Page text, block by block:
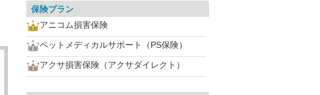
保険プラン
アニコム損害保険
ペットメディカルサポート（PS保険）
アクサ損害保険（アクサダイレクト）